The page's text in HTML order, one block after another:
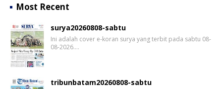
Most Recent
surya20260808-sabtu
Ini adalah cover e-koran surya yang terbit pada sabtu 08-
08-2026.…
tribunbatam20260808-sabtu